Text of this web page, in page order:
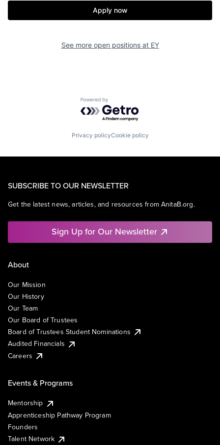
Apply now
See more open positions at EY
Powered by Getro.com
Privacy policyCookie policy
SUBSCRIBE TO OUR NEWSLETTER
Get the latest news, articles, and resources from AnitaB.org.
Sign Up for Our Newsletter
About
Our Mission
Our History
Our Team
Our Board of Trustees
Board of Trustees Student Nominations
Audited Financials
Careers
Events & Programs
Mentorship
Apprenticeship Pathway Program
Founders
Talent Network